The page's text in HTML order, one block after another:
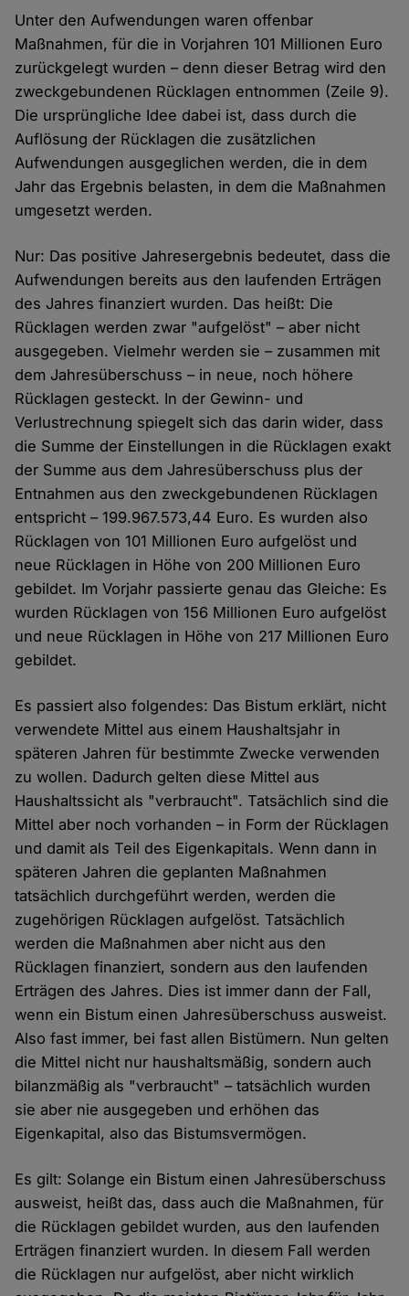
Unter den Aufwendungen waren offenbar
Maßnahmen, für die in Vorjahren 101 Millionen Euro
zurückgelegt wurden – denn dieser Betrag wird den
zweckgebundenen Rücklagen entnommen (Zeile 9).
Die ursprüngliche Idee dabei ist, dass durch die
Auflösung der Rücklagen die zusätzlichen
Aufwendungen ausgeglichen werden, die in dem
Jahr das Ergebnis belasten, in dem die Maßnahmen
umgesetzt werden.
Nur: Das positive Jahresergebnis bedeutet, dass die
Aufwendungen bereits aus den laufenden Erträgen
des Jahres finanziert wurden. Das heißt: Die
Rücklagen werden zwar "aufgelöst" – aber nicht
ausgegeben. Vielmehr werden sie – zusammen mit
dem Jahresüberschuss – in neue, noch höhere
Rücklagen gesteckt. In der Gewinn- und
Verlustrechnung spiegelt sich das darin wider, dass
die Summe der Einstellungen in die Rücklagen exakt
der Summe aus dem Jahresüberschuss plus der
Entnahmen aus den zweckgebundenen Rücklagen
entspricht – 199.967.573,44 Euro. Es wurden also
Rücklagen von 101 Millionen Euro aufgelöst und
neue Rücklagen in Höhe von 200 Millionen Euro
gebildet. Im Vorjahr passierte genau das Gleiche: Es
wurden Rücklagen von 156 Millionen Euro aufgelöst
und neue Rücklagen in Höhe von 217 Millionen Euro
gebildet.
Es passiert also folgendes: Das Bistum erklärt, nicht
verwendete Mittel aus einem Haushaltsjahr in
späteren Jahren für bestimmte Zwecke verwenden
zu wollen. Dadurch gelten diese Mittel aus
Haushaltssicht als "verbraucht". Tatsächlich sind die
Mittel aber noch vorhanden – in Form der Rücklagen
und damit als Teil des Eigenkapitals. Wenn dann in
späteren Jahren die geplanten Maßnahmen
tatsächlich durchgeführt werden, werden die
zugehörigen Rücklagen aufgelöst. Tatsächlich
werden die Maßnahmen aber nicht aus den
Rücklagen finanziert, sondern aus den laufenden
Erträgen des Jahres. Dies ist immer dann der Fall,
wenn ein Bistum einen Jahresüberschuss ausweist.
Also fast immer, bei fast allen Bistümern. Nun gelten
die Mittel nicht nur haushaltsmäßig, sondern auch
bilanzmäßig als "verbraucht" – tatsächlich wurden
sie aber nie ausgegeben und erhöhen das
Eigenkapital, also das Bistumsvermögen.
Es gilt: Solange ein Bistum einen Jahresüberschuss
ausweist, heißt das, dass auch die Maßnahmen, für
die Rücklagen gebildet wurden, aus den laufenden
Erträgen finanziert wurden. In diesem Fall werden
die Rücklagen nur aufgelöst, aber nicht wirklich